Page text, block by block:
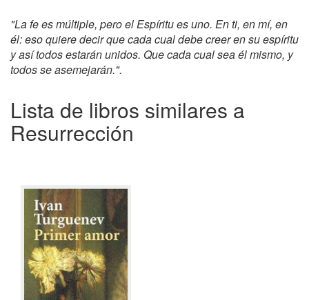
"La fe es múltiple, pero el Espíritu es uno. En ti, en mí, en
él: eso quiere decir que cada cual debe creer en su espíritu
y así todos estarán unidos. Que cada cual sea él mismo, y
todos se asemejarán.".
Lista de libros similares a
Resurrección